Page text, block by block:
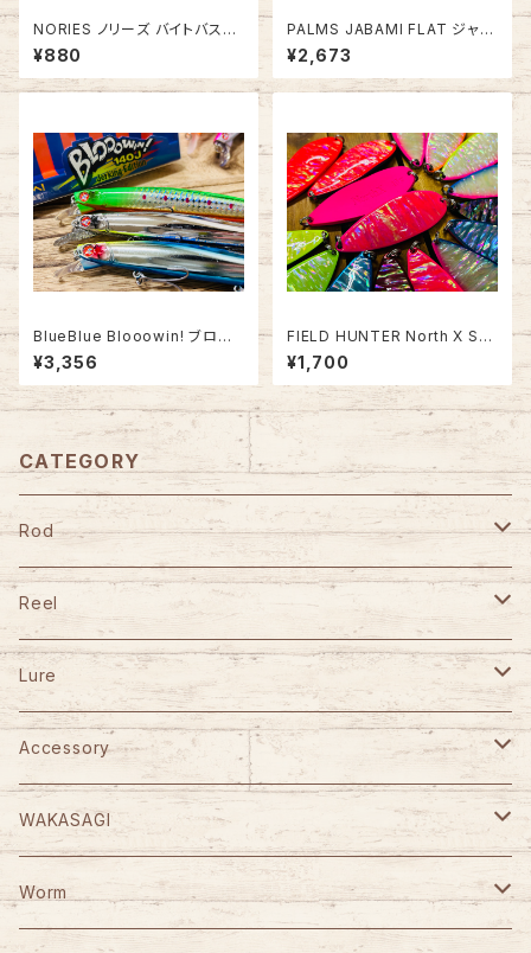
NORIES ノリーズ バイトバスリ
キッド【サケ釣りおすすめ漬け込
み液】
¥880
PALMS JABAMI FLAT ジャバ
ミフラット175F
¥2,673
BlueBlue Blooowin! ブロー
ウィン 140J
¥3,356
FIELD HUNTER North X SH
ELL ノースXシェル 45g
¥1,700
CATEGORY
Rod
TULALA
Fishman
Abu Garcia
D-3 Custom Lure's
Jet Slow
Reel
DAIWA
SHIMANO
Abu Garcia
SLP WORKS
Lure
GANCRAFT
D-3 Custom Lure's
WooDream
Accessory
STUDIO OCEAN MARK
HOOK REMOVER 130S
CAPS
WAKASAGI
がまかつ
Worm